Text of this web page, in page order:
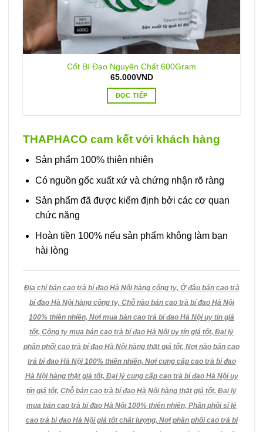
Cốt Bí Đao Nguyên Chất 600Gram
65.000VND
ĐỌC TIẾP
THAPHACO cam kết với khách hàng
Sản phẩm 100% thiên nhiên
Có nguồn gốc xuất xứ và chứng nhận rõ ràng
Sản phẩm đã được kiểm định bởi các cơ quan
chức năng
Hoàn tiền 100% nếu sản phẩm không làm bạn
hài lòng
Địa chỉ bán cao trà bí đao Hà Nội hàng công ty, Ở đâu bán cao trà
bí đao Hà Nội hàng công ty, Chỗ nào bán cao trà bí đao Hà Nội
100% thiên nhiên, Nơi mua bán cao trà bí đao Hà Nội uy tín giá
tốt, Công ty mua bán cao trà bí đao Hà Nội uy tín giá tốt, Đại lý
phân phối cao trà bí đao Hà Nội hàng thật giá tốt, Nơi nào bán cao
trà bí đao Hà Nội 100% thiên nhiên, Nơi cung cấp cao trà bí đao
Hà Nội hàng thật giá tốt, Đại lý cung cấp cao trà bí đao Hà Nội uy
tín giá tốt, Chỗ bán cao trà bí đao Hà Nội hàng thật giá tốt, Đại lý
mua bán cao trà bí đao Hà Nội 100% thiên nhiên, Phân phối sỉ lẻ
cao trà bí đao Hà Nội giá tốt chất lượng, Nơi phân phối cao trà bí